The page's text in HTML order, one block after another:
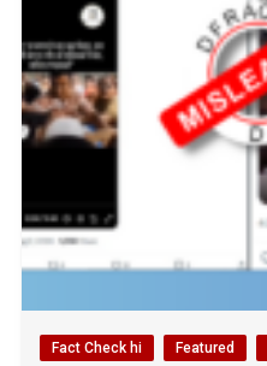
Fact Check hi Featured